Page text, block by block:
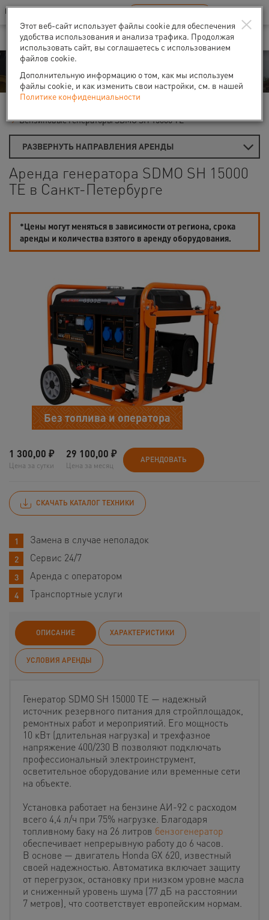
Ваш город:Санкт-Петербург
В Вашем регионе нет наших офисов RU EN
Аренда
Бензиновые генераторы SDMO SH 15000 ТЕ
РАЗВЕРНУТЬ НАПРАВЛЕНИЯ АРЕНДЫ
Аренда генератора SDMO SH 15000
TE в Санкт-Петербурге
*Цены могут меняться в зависимости от региона, срока
аренды и количества взятого в аренду оборудования.
Без топлива и оператора
1 300,00 ₽
Цена за сутки
29 100,00 ₽
Цена за месяц
АРЕНДОВАТЬ
СКАЧАТЬ КАТАЛОГ ТЕХНИКИ
Замена в случае неполадок
Сервис 24/7
Аренда с оператором
Транспортные услуги
ОПИСАНИЕ ХАРАКТЕРИСТИКИ
УСЛОВИЯ АРЕНДЫ
Генератор SDMO SH 15000 TE — надежный
источник резервного питания для стройплощадок,
ремонтных работ и мероприятий. Его мощность
10 кВт (длительная нагрузка) и трехфазное
напряжение 400/230 В позволяют подключать
профессиональный электроинструмент,
осветительное оборудование или временные сети
на объекте.
Установка работает на бензине АИ-92 с расходом
всего 4,4 л/ч при 75% нагрузке. Благодаря
топливному баку на 26 литров бензогенератор
обеспечивает непрерывную работу до 6 часов.
В основе — двигатель Honda GX 620, известный
своей надежностью. Автоматика включает защиту
от перегрузок, остановку при низком уровне масла
и сниженный уровень шума (77 дБ на расстоянии
7 метров), что соответствует европейским нормам.
×
Этот веб-сайт использует файлы cookie для обеспечения
удобства использования и анализа трафика. Продолжая
использовать сайт, вы соглашаетесь с использованием
файлов cookie.
Дополнительную информацию о том, как мы используем
файлы cookie, и как изменить свои настройки, см. в нашей
Политике конфиденциальности